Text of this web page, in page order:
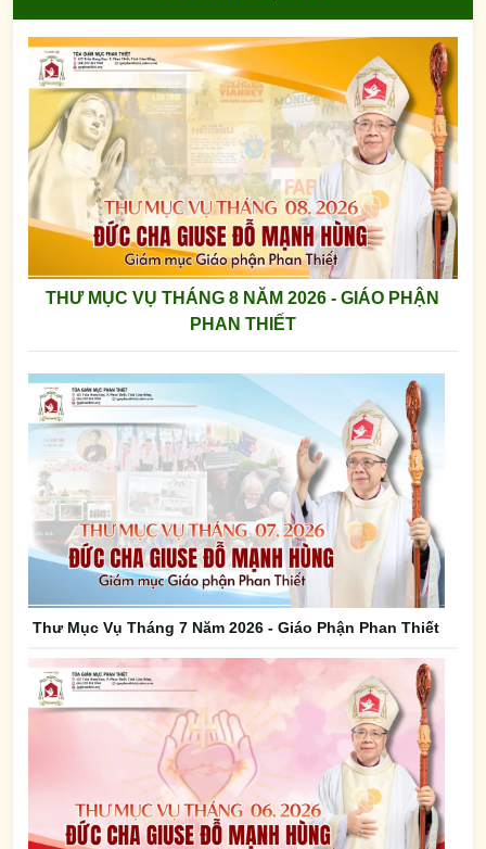
THƯ MỤC VỤ THÁNG 8 NĂM 2026 - GIÁO PHẬN
PHAN THIẾT
Thư Mục Vụ Tháng 7 Năm 2026 - Giáo Phận Phan Thiết